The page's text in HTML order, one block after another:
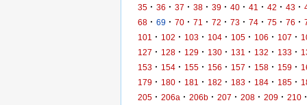
35 · 36 · 37 · 38 · 39 · 40 · 41 · 42 · 43 ·
68 · 69 · 70 · 71 · 72 · 73 · 74 · 75 · 76 ·
101
· 102 · 103 · 104 · 105 · 106 · 107 ·
127 · 128 · 129 · 130 · 131 · 132 · 133 ·
153 · 154 · 155 · 156 · 157 · 158 · 159 ·
179 · 180 · 181 · 182 · 183 · 184 · 185 ·
205 · 206a · 206b · 207 · 208 · 209 · 210 ·